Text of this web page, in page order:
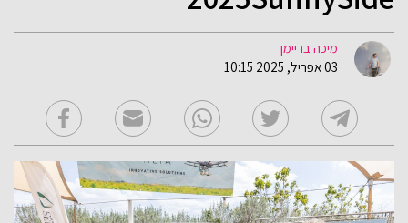
מיכה בריימן
03 אפריל, 2025 10:15